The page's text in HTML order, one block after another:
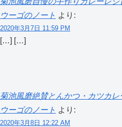
ウーゴのノート より:
2020年3月7日 11:59 PM
[…] […]
菊池風磨絶賛とんかつ・カツカ
ウーゴのノート より:
2020年3月8日 12:22 AM